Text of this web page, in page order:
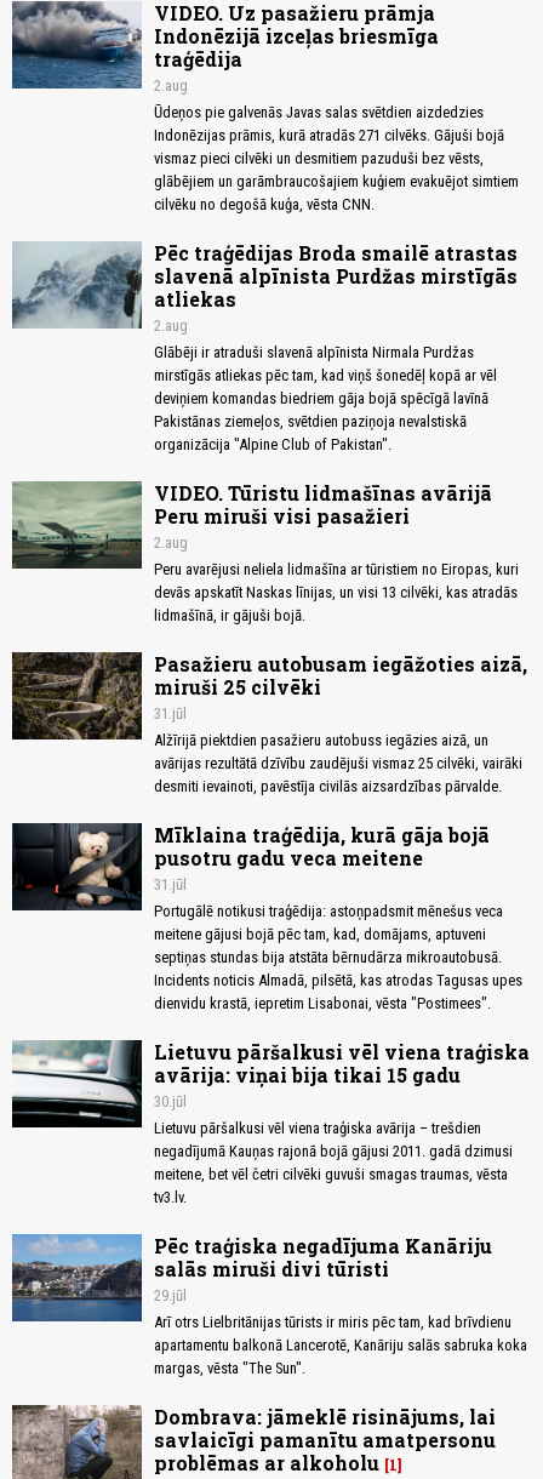
VIDEO. Uz pasažieru prāmja
Indonēzijā izceļas briesmīga
traģēdija
2.aug
Ūdeņos pie galvenās Javas salas svētdien aizdedzies
Indonēzijas prāmis, kurā atradās 271 cilvēks. Gājuši bojā
vismaz pieci cilvēki un desmitiem pazuduši bez vēsts,
glābējiem un garāmbraucošajiem kuģiem evakuējot simtiem
cilvēku no degošā kuģa, vēsta CNN.
Pēc traģēdijas Broda smailē atrastas
slavenā alpīnista Purdžas mirstīgās
atliekas
2.aug
Glābēji ir atraduši slavenā alpīnista Nirmala Purdžas
mirstīgās atliekas pēc tam, kad viņš šonedēļ kopā ar vēl
deviņiem komandas biedriem gāja bojā spēcīgā lavīnā
Pakistānas ziemeļos, svētdien paziņoja nevalstiskā
organizācija "Alpine Club of Pakistan".
VIDEO. Tūristu lidmašīnas avārijā
Peru miruši visi pasažieri
2.aug
Peru avarējusi neliela lidmašīna ar tūristiem no Eiropas, kuri
devās apskatīt Naskas līnijas, un visi 13 cilvēki, kas atradās
lidmašīnā, ir gājuši bojā.
Pasažieru autobusam iegāžoties aizā,
miruši 25 cilvēki
31.jūl
Alžīrijā piektdien pasažieru autobuss iegāzies aizā, un
avārijas rezultātā dzīvību zaudējuši vismaz 25 cilvēki, vairāki
desmiti ievainoti, pavēstīja civilās aizsardzības pārvalde.
Mīklaina traģēdija, kurā gāja bojā
pusotru gadu veca meitene
31.jūl
Portugālē notikusi traģēdija: astoņpadsmit mēnešus veca
meitene gājusi bojā pēc tam, kad, domājams, aptuveni
septiņas stundas bija atstāta bērnudārza mikroautobusā.
Incidents noticis Almadā, pilsētā, kas atrodas Tagusas upes
dienvidu krastā, iepretim Lisabonai, vēsta "Postimees".
Lietuvu pāršalkusi vēl viena traģiska
avārija: viņai bija tikai 15 gadu
30.jūl
Lietuvu pāršalkusi vēl viena traģiska avārija – trešdien
negadījumā Kauņas rajonā bojā gājusi 2011. gadā dzimusi
meitene, bet vēl četri cilvēki guvuši smagas traumas, vēsta
tv3.lv.
Pēc traģiska negadījuma Kanāriju
salās miruši divi tūristi
29.jūl
Arī otrs Lielbritānijas tūrists ir miris pēc tam, kad brīvdienu
apartamentu balkonā Lancerotē, Kanāriju salās sabruka koka
margas, vēsta "The Sun".
Dombrava: jāmeklē risinājums, lai
savlaicīgi pamanītu amatpersonu
problēmas ar alkoholu 1